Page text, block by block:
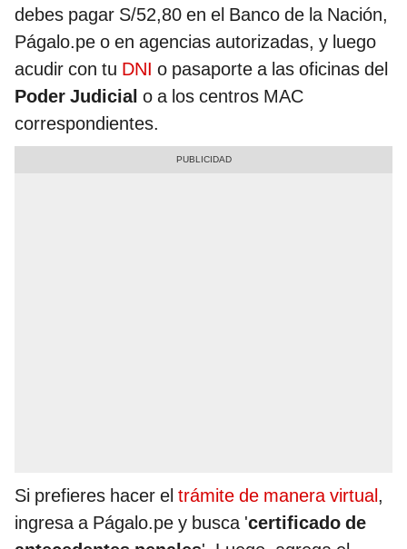
debes pagar S/52,80 en el Banco de la Nación,
Págalo.pe o en agencias autorizadas, y luego
acudir con tu DNI o pasaporte a las oficinas del
Poder Judicial o a los centros MAC
correspondientes.
Si prefieres hacer el trámite de manera virtual,
ingresa a Págalo.pe y busca 'certificado de